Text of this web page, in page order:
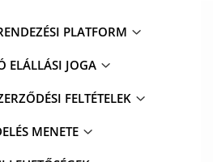
PLATFORM
ELÁLLÁSI JOGA
FELTÉTELEK
MENETE